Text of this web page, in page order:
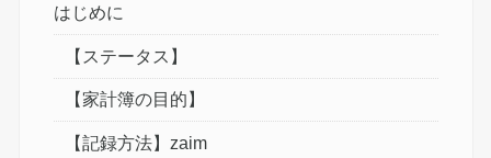
はじめに
【ステータス】
【家計簿の目的】
【記録方法】zaim